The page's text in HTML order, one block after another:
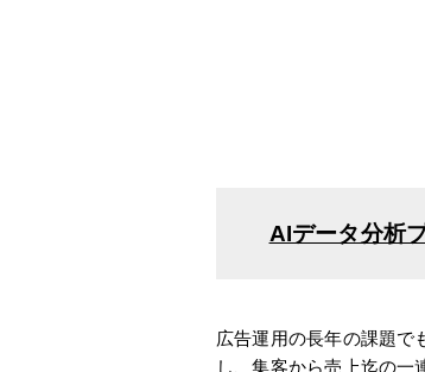
AIデータ分析
広告運用の長年の課題で
し、集客から売上迄の一